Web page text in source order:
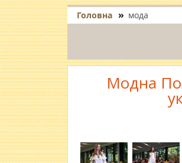
Головна » мода
Модна